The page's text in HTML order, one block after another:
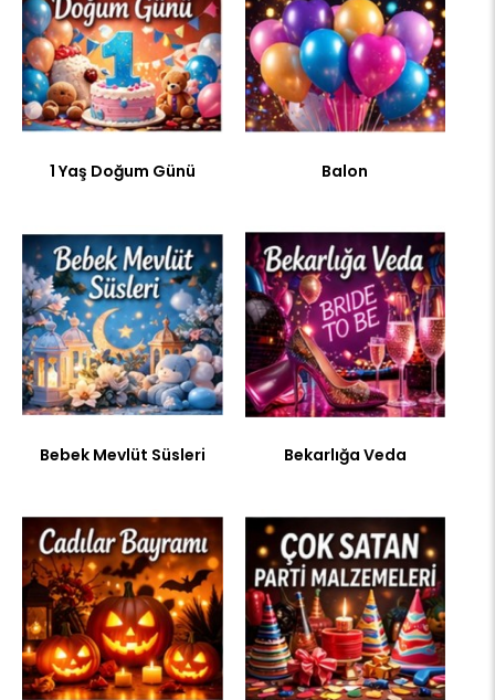
1 Yaş Doğum Günü Balon
Bebek Mevlüt Süsleri Bekarlığa Veda